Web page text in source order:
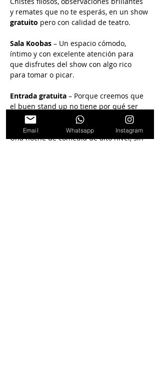
y remates que no te esperás, en un show
gratuito pero con calidad de teatro.
Sala Koobas – Un espacio cómodo,
íntimo y con excelente atención para
que disfrutes del show con algo rico
para tomar o picar.
Entrada gratuita – Porque creemos que
el buen stand up no tiene por qué ser
inaccesible.
Una noche de comedia de alto nivel, sin
Email Whatsapp Instagram